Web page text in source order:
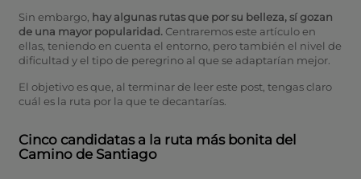
Sin embargo, hay algunas rutas que por su belleza, sí gozan
de una mayor popularidad. Centraremos este artículo en
ellas, teniendo en cuenta el entorno, pero también el nivel de
dificultad y el tipo de peregrino al que se adaptarían mejor.
El objetivo es que, al terminar de leer este post, tengas claro
cuál es la ruta por la que te decantarías.
Cinco candidatas a la ruta más bonita del
Camino de Santiago